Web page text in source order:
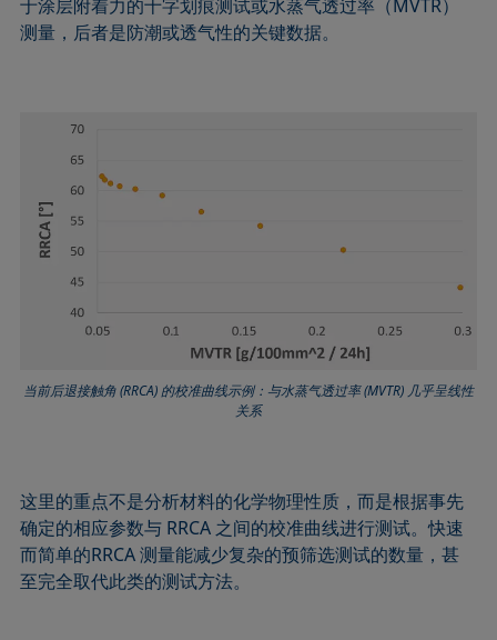
于涂层附着力的十字划痕测试或水蒸气透过率（MVTR）
测量，后者是防潮或透气性的关键数据。
当前后退接触角 (RRCA) 的校准曲线示例：与水蒸气透过率 (MVTR) 几乎呈线性
关系
这里的重点不是分析材料的化学物理性质，而是根据事先
确定的相应参数与 RRCA 之间的校准曲线进行测试。快速
而简单的RRCA 测量能减少复杂的预筛选测试的数量，甚
至完全取代此类的测试方法。